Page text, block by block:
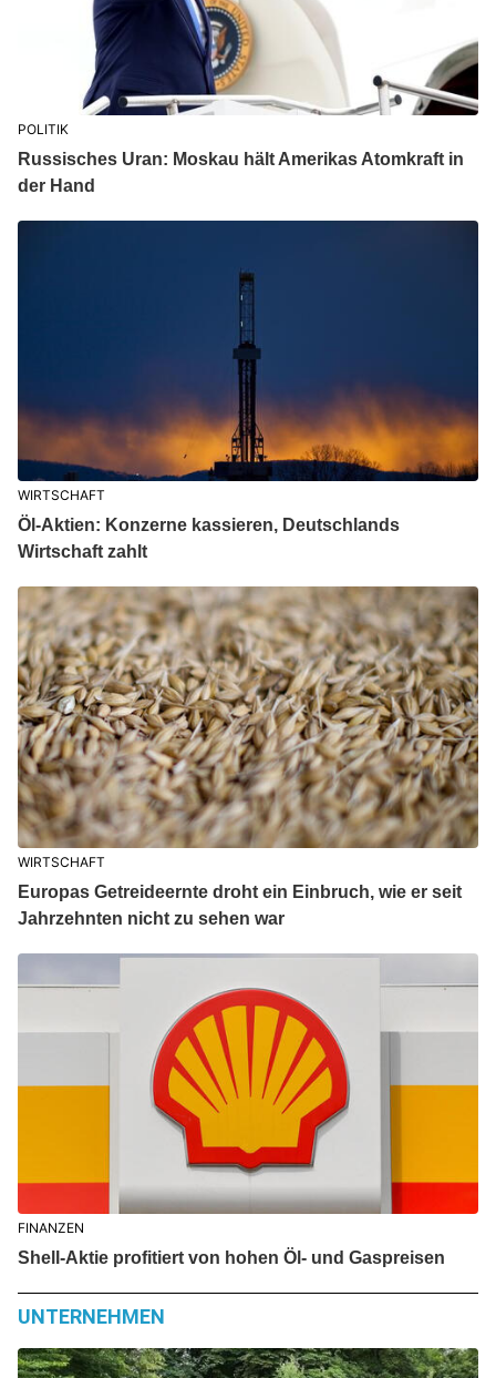
POLITIK
Russisches Uran: Moskau hält Amerikas Atomkraft in
der Hand
WIRTSCHAFT
Öl-Aktien: Konzerne kassieren, Deutschlands
Wirtschaft zahlt
WIRTSCHAFT
Europas Getreideernte droht ein Einbruch, wie er seit
Jahrzehnten nicht zu sehen war
FINANZEN
Shell-Aktie profitiert von hohen Öl- und Gaspreisen
UNTERNEHMEN